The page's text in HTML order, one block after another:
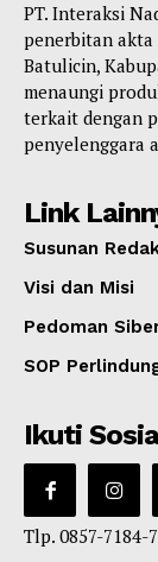
PT. Interaksi
penerbitan akta
Batulicin,
menaungi
terkait dengan
penyelenggara
Link
Susunan
Visi dan Misi
Pedoman
SOP
Ikuti
Tlp. 0857-7184-